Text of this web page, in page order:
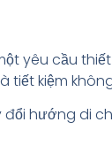
yêu cầu
kiệm
hướng di